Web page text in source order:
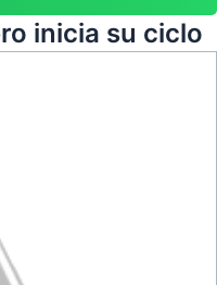
inicia su ciclo